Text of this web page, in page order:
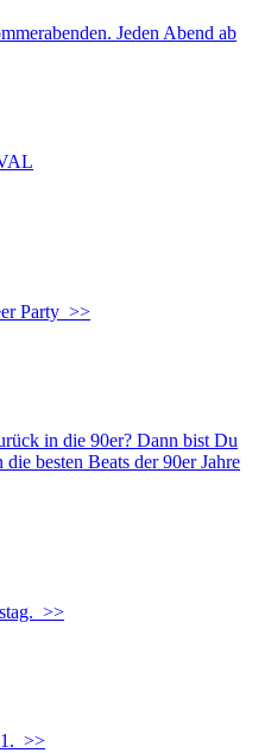
Jeden Abend ab
Party >>
in die 90er? Dann bist Du
besten Beats der 90er Jahre
>>
>>